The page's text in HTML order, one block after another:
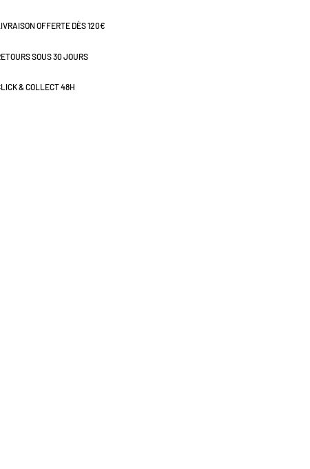
OFFERTE DÈS 120€
SOUS 30 JOURS
& COLLECT 48H